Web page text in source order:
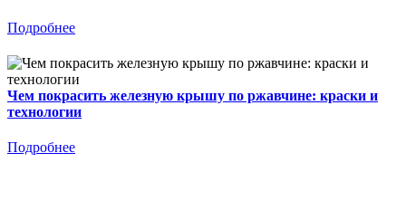
Подробнее
Чем покрасить железную крышу по ржавчине: краски и
технологии
Подробнее